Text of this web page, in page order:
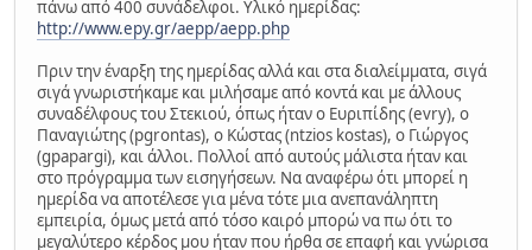
πάνω από 400 συνάδελφοι. Υλικό ημερίδας:
http://www.epy.gr/aepp/aepp.php
Πριν την έναρξη της ημερίδας αλλά και στα διαλείμματα, σιγά
σιγά γνωριστήκαμε και μιλήσαμε από κοντά και με άλλους
συναδέλφους του Στεκιού, όπως ήταν ο Ευριπίδης (evry), ο
Παναγιώτης (pgrontas), o Κώστας (ntzios kostas), ο Γιώργος
(gpapargi), και άλλοι. Πολλοί από αυτούς μάλιστα ήταν και
στο πρόγραμμα των εισηγήσεων. Να αναφέρω ότι μπορεί η
ημερίδα να αποτέλεσε για μένα τότε μια ανεπανάληπτη
εμπειρία, όμως μετά από τόσο καιρό μπορώ να πω ότι το
μεγαλύτερο κέρδος μου ήταν που ήρθα σε επαφή και γνώρισα